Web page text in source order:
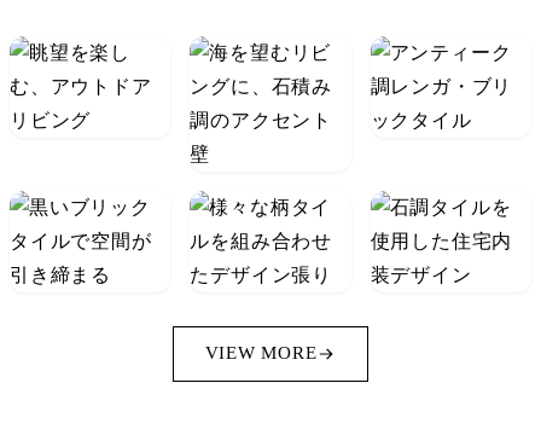
VIEW MORE